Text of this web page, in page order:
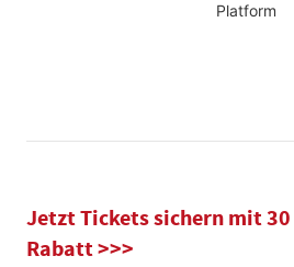
Platform
Jetzt Tickets sichern mit 30
Rabatt >>>